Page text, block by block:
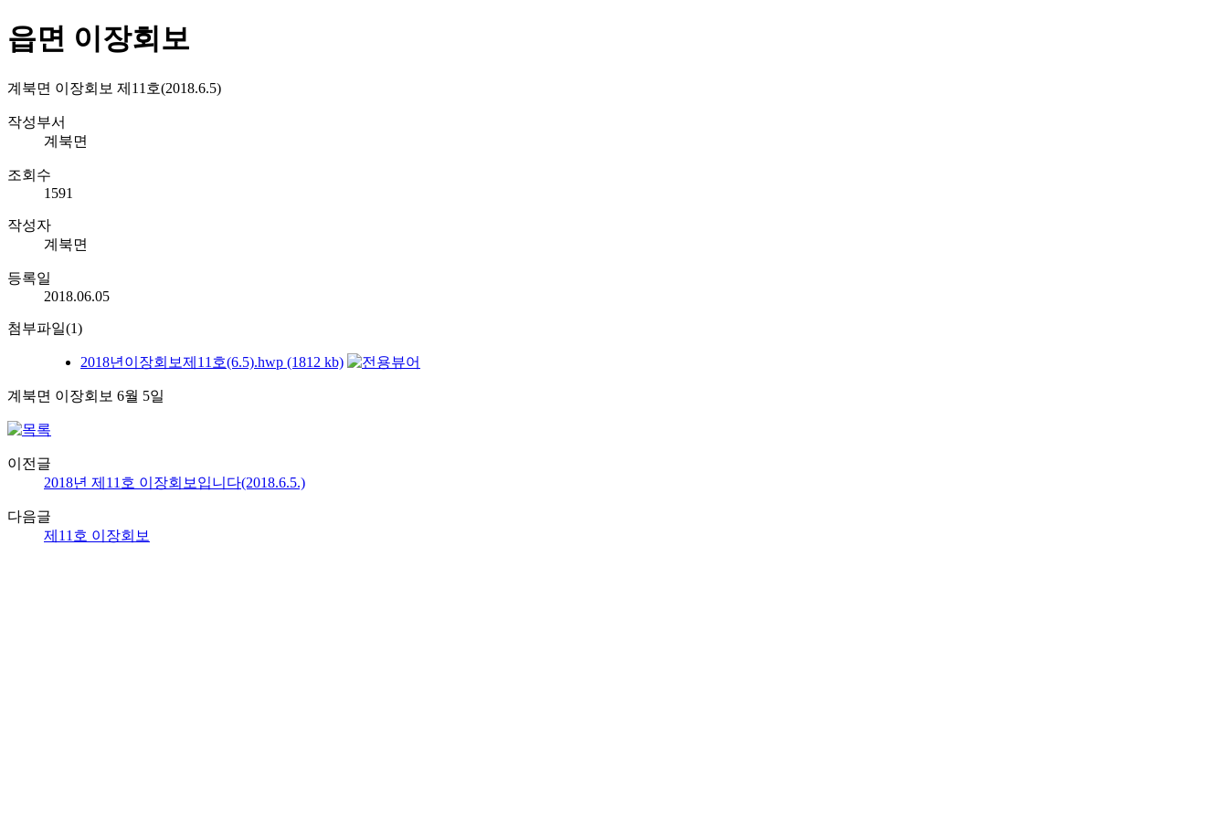
읍면 이장회보
계북면 이장회보 제11호(2018.6.5)
작성부서
계북면
조회수
1591
작성자
계북면
등록일
2018.06.05
첨부파일(1)
2018년이장회보제11호(6.5).hwp (1812 kb)
계북면 이장회보 6월 5일
이전글
2018년 제11호 이장회보입니다(2018.6.5.)
다음글
제11호 이장회보